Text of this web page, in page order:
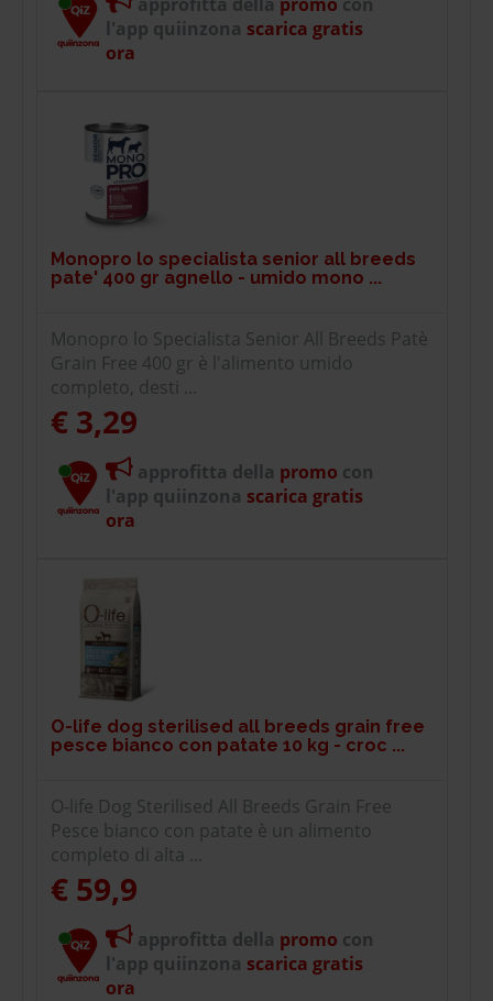
l'app quiinzona scarica gratis
ora
Monopro lo specialista senior all breeds
pate' 400 gr agnello - umido mono ...
Monopro lo Specialista Senior All Breeds Patè
Grain Free 400 gr è l'alimento umido
completo, desti ...
€ 3,29
approfitta della promo con
l'app quiinzona scarica gratis
ora
O-life dog sterilised all breeds grain free
pesce bianco con patate 10 kg - croc ...
O-life Dog Sterilised All Breeds Grain Free
Pesce bianco con patate è un alimento
completo di alta ...
€ 59,9
approfitta della promo con
l'app quiinzona scarica gratis
ora